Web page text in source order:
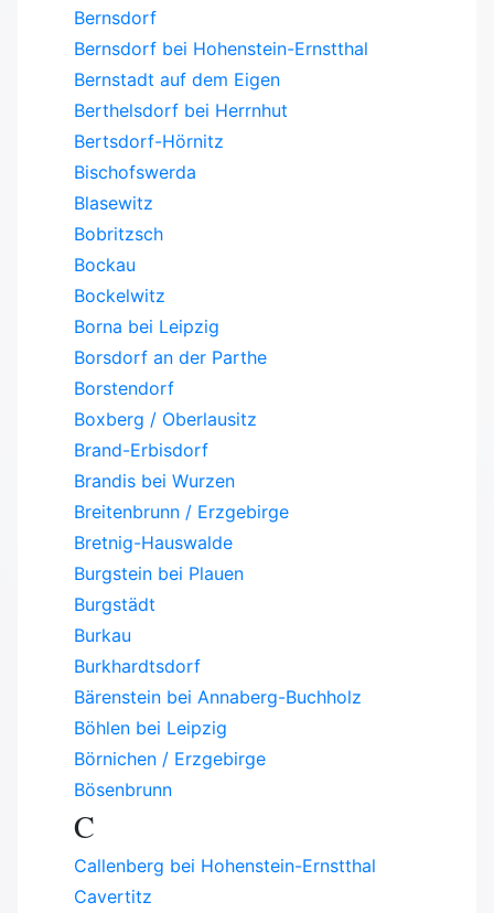
Bernsdorf
Bernsdorf bei Hohenstein-Ernstthal
Bernstadt auf dem Eigen
Berthelsdorf bei Herrnhut
Bertsdorf-Hörnitz
Bischofswerda
Blasewitz
Bobritzsch
Bockau
Bockelwitz
Borna bei Leipzig
Borsdorf an der Parthe
Borstendorf
Boxberg / Oberlausitz
Brand-Erbisdorf
Brandis bei Wurzen
Breitenbrunn / Erzgebirge
Bretnig-Hauswalde
Burgstein bei Plauen
Burgstädt
Burkau
Burkhardtsdorf
Bärenstein bei Annaberg-Buchholz
Böhlen bei Leipzig
Börnichen / Erzgebirge
Bösenbrunn
C
Callenberg bei Hohenstein-Ernstthal
Cavertitz